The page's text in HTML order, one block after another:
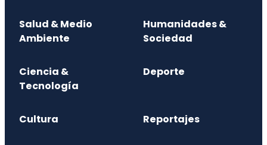
Salud & Medio
Ambiente
Humanidades &
Sociedad
Ciencia &
Tecnología
Deporte
Cultura Reportajes